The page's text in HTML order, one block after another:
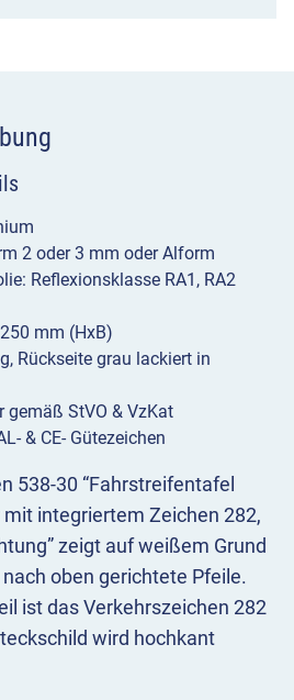
538-30 “Fahrstreifentafel
integriertem Zeichen 282,
zeigt auf weißem Grund
oben gerichtete Pfeile.
ist das Verkehrszeichen 282
wird hochkant
2 oder 3 mm oder Alform
Reflexionsklasse RA1, RA2
mm (HxB)
Rückseite grau lackiert in
gemäß StVO & VzKat
& CE- Gütezeichen